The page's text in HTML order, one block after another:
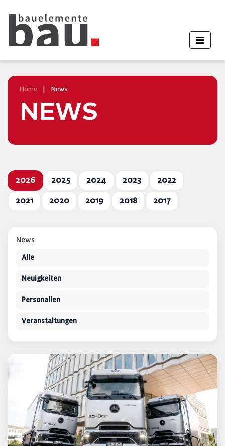
Home News
NEWS
2026 2025 2024 2023 2022
2021 2020 2019 2018 2017
News
Alle
Neuigkeiten
Personalien
Veranstaltungen